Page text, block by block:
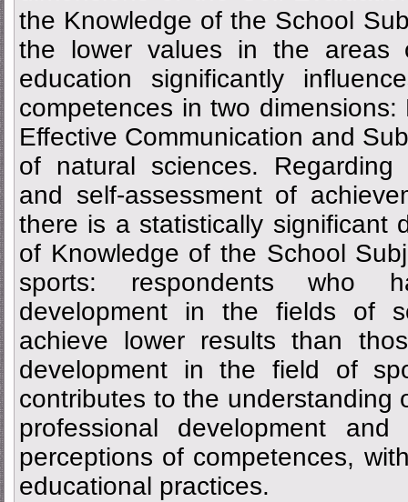
the Knowledge of the School
the lower values in the areas
education significantly
competences in two
Effective Communication and
of natural sciences. Regarding
and self-assessment of
there is a statistically significant
of Knowledge of the School
sports: respondents who
development in the fields of
achieve lower results than
development in the field of
contributes to the understanding
professional development and
perceptions of competences,
educational practices.